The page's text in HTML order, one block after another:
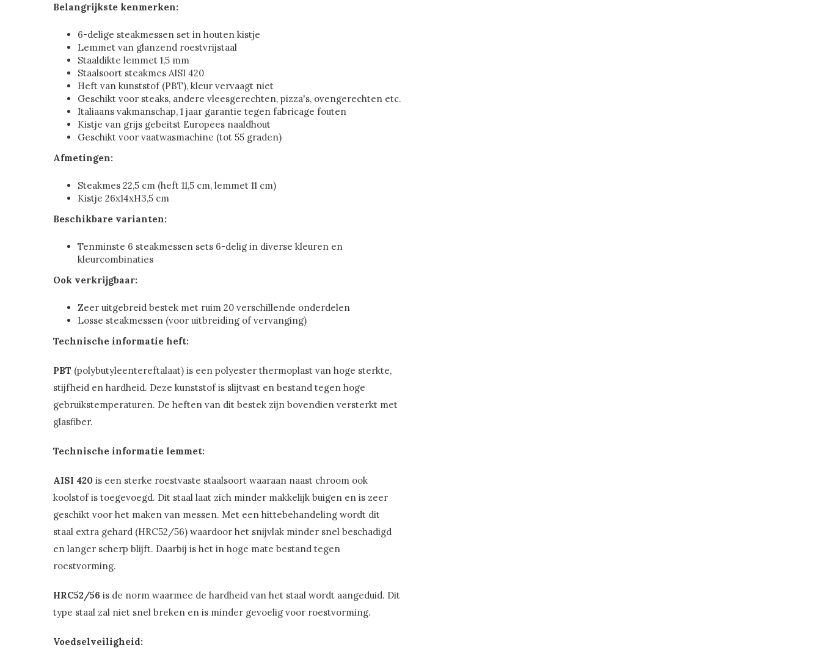
Belangrijkste kenmerken:
6-delige steakmessen set in houten kistje
Lemmet van glanzend roestvrijstaal
Staaldikte lemmet 1,5 mm
Staalsoort steakmes AISI 420
Heft van kunststof (PBT), kleur vervaagt niet
Geschikt voor steaks, andere vleesgerechten, pizza's, ovengerechten etc.
Italiaans vakmanschap, 1 jaar garantie tegen fabricage fouten
Kistje van grijs gebeitst Europees naaldhout
Geschikt voor vaatwasmachine (tot 55 graden)
Afmetingen:
Steakmes 22,5 cm (heft 11,5 cm, lemmet 11 cm)
Kistje 26x14xH3,5 cm
Beschikbare varianten:
Tenminste 6 steakmessen sets 6-delig in diverse kleuren en
kleurcombinaties
Ook verkrijgbaar:
Zeer uitgebreid bestek met ruim 20 verschillende onderdelen
Losse steakmessen (voor uitbreiding of vervanging)
Technische informatie heft:
PBT (polybutyleentereftalaat) is een polyester thermoplast van hoge sterkte,
stijfheid en hardheid. Deze kunststof is slijtvast en bestand tegen hoge
gebruikstemperaturen. De heften van dit bestek zijn bovendien versterkt met
glasfiber.
Technische informatie lemmet:
AISI 420 is een sterke roestvaste staalsoort waaraan naast chroom ook
koolstof is toegevoegd. Dit staal laat zich minder makkelijk buigen en is zeer
geschikt voor het maken van messen. Met een hittebehandeling wordt dit
staal extra gehard (HRC52/56) waardoor het snijvlak minder snel beschadigd
en langer scherp blijft. Daarbij is het in hoge mate bestand tegen
roestvorming.
HRC52/56 is de norm waarmee de hardheid van het staal wordt aangeduid. Dit
type staal zal niet snel breken en is minder gevoelig voor roestvorming.
Voedselveiligheid: